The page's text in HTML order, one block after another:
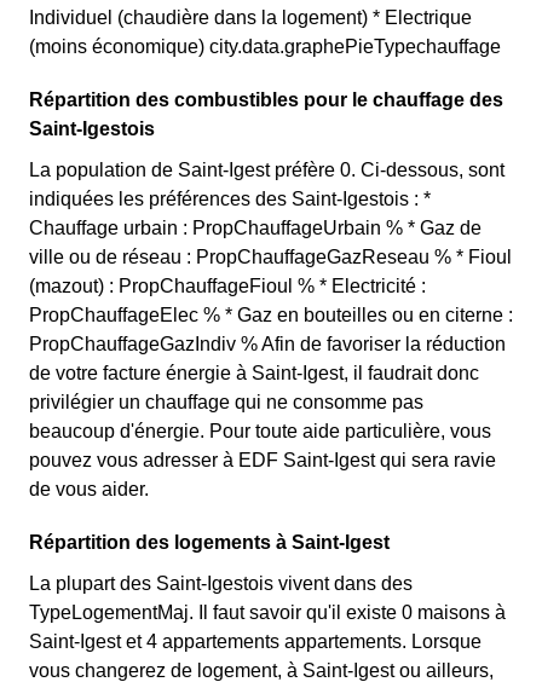
Individuel (chaudière dans la logement) * Electrique
(moins économique) city.data.graphePieTypechauffage
Répartition des combustibles pour le chauffage des
Saint-Igestois
La population de Saint-Igest préfère 0. Ci-dessous, sont
indiquées les préférences des Saint-Igestois : *
Chauffage urbain : PropChauffageUrbain % * Gaz de
ville ou de réseau : PropChauffageGazReseau % * Fioul
(mazout) : PropChauffageFioul % * Electricité :
PropChauffageElec % * Gaz en bouteilles ou en citerne :
PropChauffageGazIndiv % Afin de favoriser la réduction
de votre facture énergie à Saint-Igest, il faudrait donc
privilégier un chauffage qui ne consomme pas
beaucoup d'énergie. Pour toute aide particulière, vous
pouvez vous adresser à EDF Saint-Igest qui sera ravie
de vous aider.
Répartition des logements à Saint-Igest
La plupart des Saint-Igestois vivent dans des
TypeLogementMaj. Il faut savoir qu'il existe 0 maisons à
Saint-Igest et 4 appartements appartements. Lorsque
vous changerez de logement, à Saint-Igest ou ailleurs,